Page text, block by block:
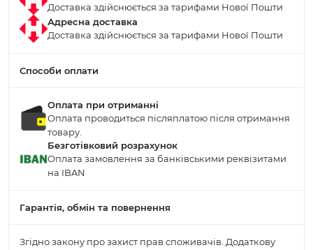
Доставка здійснюється за тарифами Нової Пошти
Адресна доставка
Доставка здійснюється за тарифами Нової Пошти
Способи оплати
Оплата при отриманні
Оплата проводиться післяплатою після отримання
товару.
Безготівковий розрахунок
Оплата замовлення за банківськими реквізитами
на IBAN
Гарантія, обмін та повернення
Згідно закону про захист прав споживачів. Додаткову